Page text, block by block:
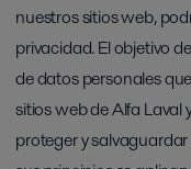
nuestros sitios web,
privacidad. El objetivo
de datos personales
sitios web de Alfa Laval
proteger y